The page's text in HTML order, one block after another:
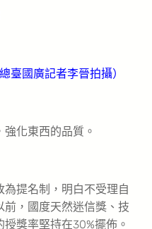
國廣記者李晉拍攝）
化東西的品質。
提名制，明白不受理自
，國度天然迷信獎、技
獎率堅持在30%擺佈。